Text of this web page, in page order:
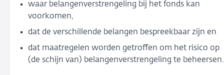
waar belangenverstrengeling bij het fonds kan
voorkomen,
dat de verschillende belangen bespreekbaar zijn en
dat maatregelen worden getroffen om het risico op
(de schijn van) belangenverstrengeling te beheersen.